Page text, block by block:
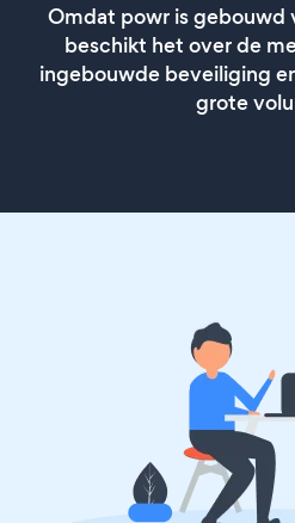
Omdat powr is gebouwd
beschikt het over de
ingebouwde beveiliging
grote